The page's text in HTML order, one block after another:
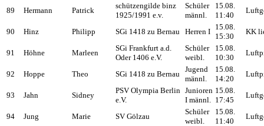
89 Hermann Patrick
schützengilde binz
1925/1991 e.v.
Schüler
männl.
15.08.
11:40
90 Hinz Philipp SGi 1418 zu Bernau Herren I
15.08.
15:30
KK
91 Höhne Marleen
SGi Frankfurt a.d.
Oder 1406 e.V.
Schüler
weibl.
15.08.
10:30
92 Hoppe Theo SGi 1418 zu Bernau
Jugend
männl.
15.08.
14:20
93 Jahn Sidney
PSV Olympia Berlin
e.V.
Junioren
I männl.
15.08.
17:45
94 Jung Marie SV Gölzau
Schüler
weibl.
15.08.
11:40